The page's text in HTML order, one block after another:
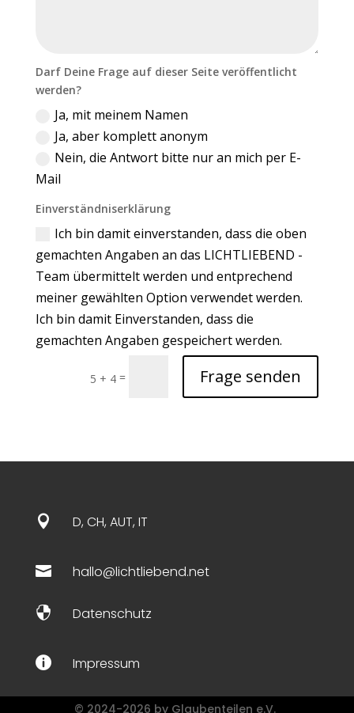
Darf Deine Frage auf dieser Seite veröffentlicht
werden?
Ja, mit meinem Namen
Ja, aber komplett anonym
Nein, die Antwort bitte nur an mich per E-
Mail
Einverständniserklärung
Ich bin damit einverstanden, dass die oben
gemachten Angaben an das LICHTLIEBEND -
Team übermittelt werden und entprechend
meiner gewählten Option verwendet werden.
Ich bin damit Einverstanden, dass die
gemachten Angaben gespeichert werden.
5 + 4 = Frage senden
 D, CH, AUT, IT
 hallo@lichtliebend.net
 Datenschutz
 Impressum
© 2024-2026 by Glaubenteilen e.V.